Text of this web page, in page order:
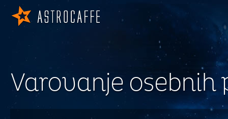
Varovanje